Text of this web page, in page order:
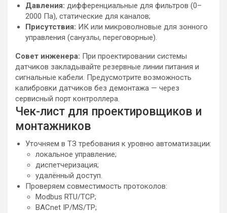
Давления: дифференциальные для фильтров (0–
2000 Па), статические для каналов;
Присутствия: ИК или микроволновые для зонного
управления (санузлы, переговорные).
Совет инженера: При проектировании системы
датчиков закладывайте резервные линии питания и
сигнальные кабели. Предусмотрите возможность
калибровки датчиков без демонтажа — через
сервисный порт контроллера.
Чек-лист для проектировщиков и
монтажников
Уточняем в ТЗ требования к уровню автоматизации:
локальное управление;
диспетчеризация;
удалённый доступ.
Проверяем совместимость протоколов:
Modbus RTU/TCP;
BACnet IP/MS/TP;